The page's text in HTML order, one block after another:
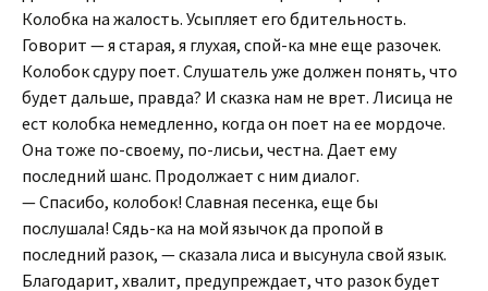
Колобка на жалость. Усыпляет его бдительность.
Говорит — я старая, я глухая, спой-ка мне еще разочек.
Колобок сдуру поет. Слушатель уже должен понять, что
будет дальше, правда? И сказка нам не врет. Лисица не
ест колобка немедленно, когда он поет на ее мордоче.
Она тоже по-своему, по-лисьи, честна. Дает ему
последний шанс. Продолжает с ним диалог.
— Спасибо, колобок! Славная песенка, еще бы
послушала! Сядь-ка на мой язычок да пропой в
последний разок, — сказала лиса и высунула свой язык.
Благодарит, хвалит, предупреждает, что разок будет